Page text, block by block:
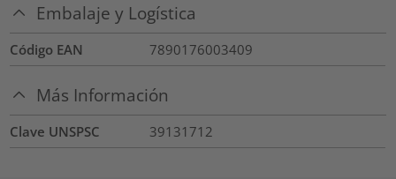
Embalaje y Logística
Código EAN 7890176003409
Más Información
Clave UNSPSC 39131712